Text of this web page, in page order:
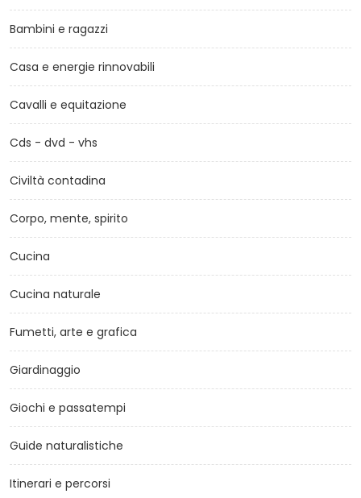
Bambini e ragazzi
Casa e energie rinnovabili
Cavalli e equitazione
Cds - dvd - vhs
Civiltà contadina
Corpo, mente, spirito
Cucina
Cucina naturale
Fumetti, arte e grafica
Giardinaggio
Giochi e passatempi
Guide naturalistiche
Itinerari e percorsi